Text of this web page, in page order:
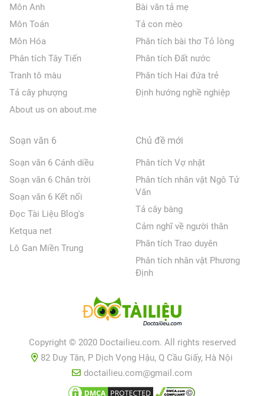
Môn Anh
Môn Toán
Môn Hóa
Phân tích Tây Tiến
Tranh tô màu
Tả cây phượng
About us on about.me
Bài văn tả mẹ
Tả con mèo
Phân tích bài thơ Tỏ lòng
Phân tích Đất nước
Phân tích Hai đứa trẻ
Định hướng nghề nghiệp
Soạn văn 6
Soạn văn 6 Cánh diều
Soạn văn 6 Chân trời
Soạn văn 6 Kết nối
Đọc Tài Liệu Blog's
Ketqua net
Lô Gan Miền Trung
Chủ đề mới
Phân tích Vợ nhặt
Phân tích nhân vật Ngô Tử
Văn
Tả cây bàng
Cảm nghĩ về người thân
Phân tích Trao duyên
Phân tích nhân vật Phương
Định
Copyright © 2020 Doctailieu.com. All rights reserved
82 Duy Tân, P Dịch Vọng Hậu, Q Cầu Giấy, Hà Nội
doctailieu.com@gmail.com